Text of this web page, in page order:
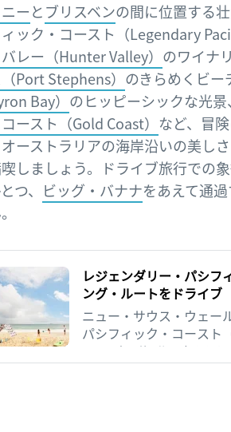
ーとブリスベンの間に位置する
ック・コースト（Legendary
レー（Hunter Valley） のワイナ
Port Stephens） のきらめくビー
Bay） のヒッピーシックな光
ースト（Gold Coast） など、冒
ーストラリアの海岸沿いの美し
しましょう。ドライブ旅行での
つ、 ビッグ・バナナをあえて通
レジェンダリー・パシフ
ング・ルートをドライブ
ニュー・サウス・ウェー
パシフィック・コースト
Coast）は、世界レベル
や古代雨林の遊歩道まで
この記事は約8分で読めます